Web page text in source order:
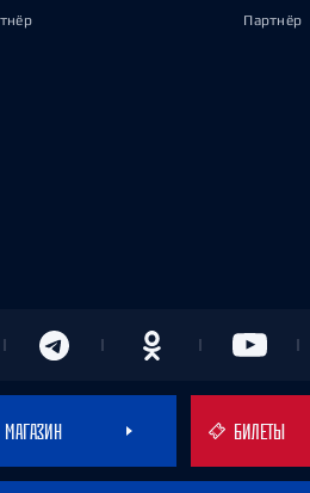
Партнёр
МАГАЗИН БИЛЕТЫ